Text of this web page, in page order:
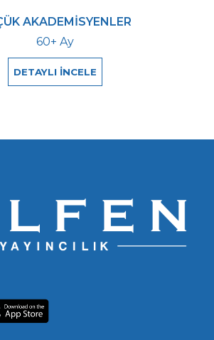
AKADEMİSYENLER
60+ Ay
DETAYLI İNCELE